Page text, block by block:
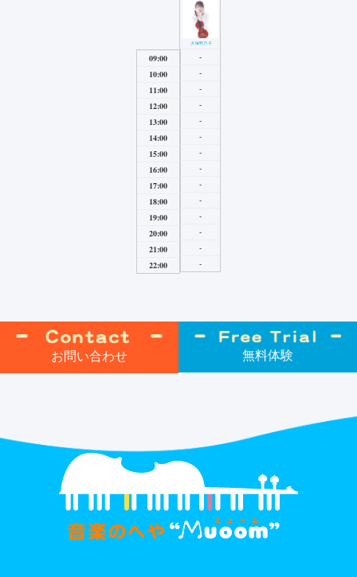
09:00
10:00
11:00
12:00
13:00
14:00
15:00
16:00
17:00
18:00
19:00
20:00
21:00
22:00
大塚野乃子
-
-
-
-
-
-
-
-
-
-
-
-
-
-
お問い合わせ 無料体験